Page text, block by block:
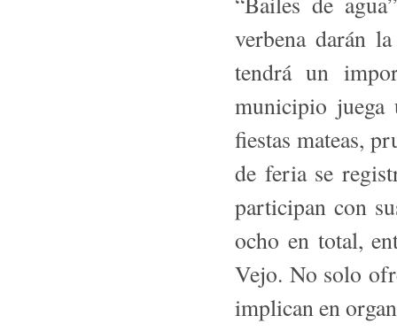
verbena darán
tendrá un
municipio juega
fiestas mateas,
de feria se
participan con
ocho en total,
Vejo. No solo
im­plican en